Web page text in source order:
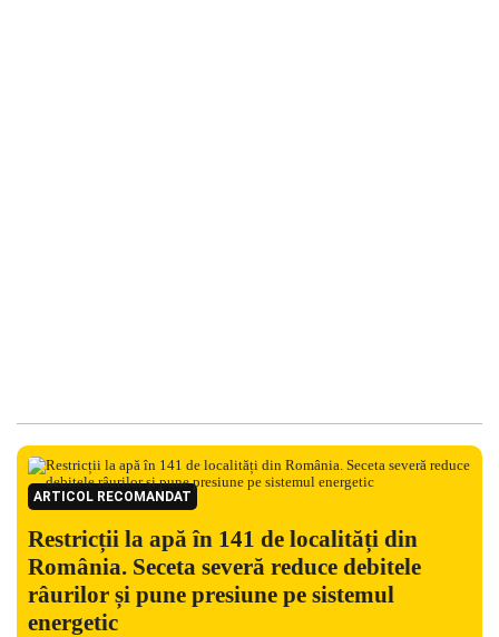
ARTICOL RECOMANDAT
Restricții la apă în 141 de localități din
România. Seceta severă reduce debitele
râurilor și pune presiune pe sistemul
energetic